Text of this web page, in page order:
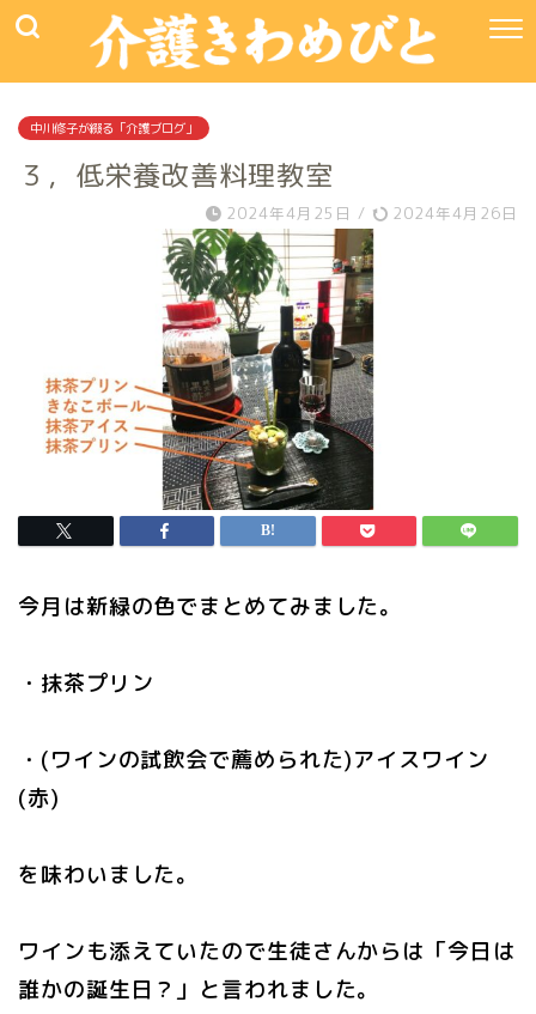
中川修子が綴る「介護ブログ」
３，低栄養改善料理教室
2024年4月25日 / 2024年4月26日
今月は新緑の色でまとめてみました。
・抹茶プリン
・(ワインの試飲会で薦められた)アイスワイン
(赤)
を味わいました。
ワインも添えていたので生徒さんからは「今日は
誰かの誕生日？」と言われました。